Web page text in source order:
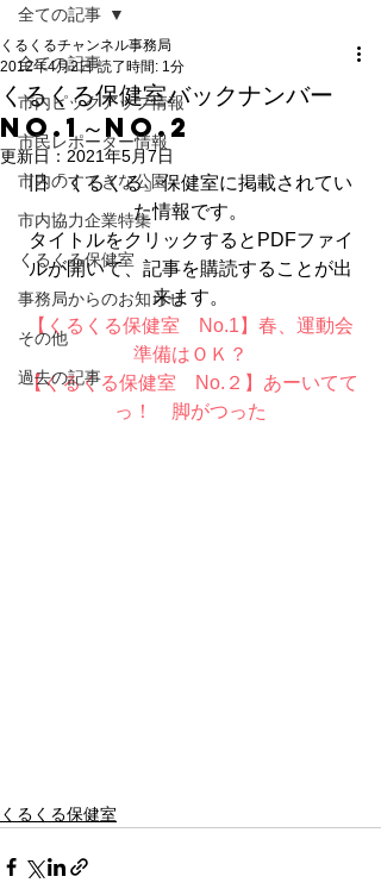
全ての記事
市内ピックアップ情報
市民レポーター情報
市内のすてきな公園
市内協力企業特集
くるくる保健室
事務局からのお知らせ
その他
過去の記事
全ての記事
くるくる保健室バックナンバー
No.1～No.2
くるくるチャンネル事務局
2012年4月2日 読了時間: 1分
更新日： 2021年5月7日
旧「くるくる」保健室に掲載されてい
た情報です。
タイトルをクリックするとPDFファイ
ルが開いて、記事を購読することが出
来ます。
【くるくる保健室　No.1】春、運動会
準備はＯＫ？
【くるくる保健室　No.２】あーいてて
っ！　脚がつった
くるくる保健室